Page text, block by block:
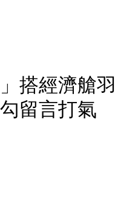
搭經濟艙
留言打氣